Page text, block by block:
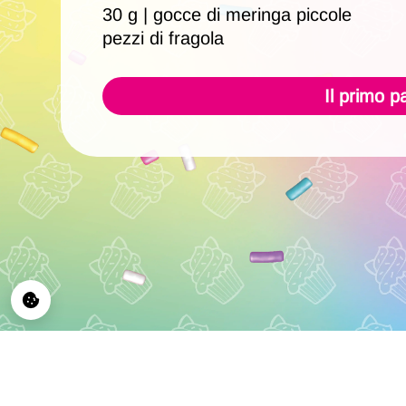
30 g | gocce di meringa piccole
pezzi di fragola
Il primo